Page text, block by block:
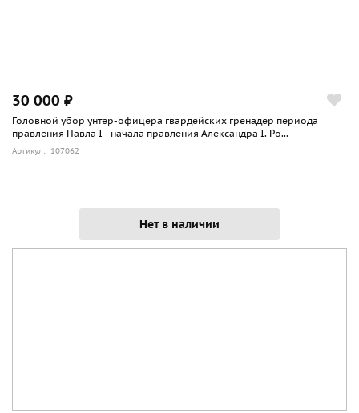
30 000 ₽
Головной убор унтер-офицера гвардейских гренадер периода
правления Павла I - начала правления Александра I. Ро...
Артикул: 107062
Нет в наличии